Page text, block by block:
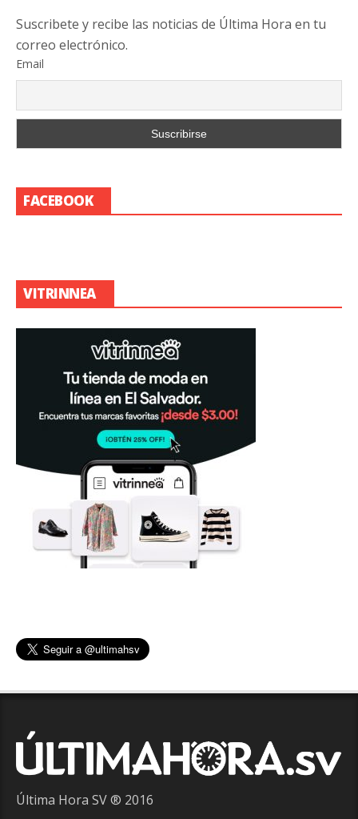
Suscribete y recibe las noticias de Última Hora en tu
correo electrónico.
Email
FACEBOOK
VITRINNEA
Última Hora SV ® 2016